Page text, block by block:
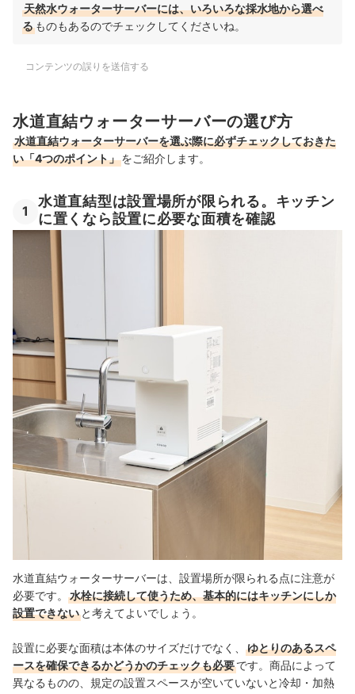
天然水ウォーターサーバーには、いろいろな採水地から選べ
る ものもあるのでチェックしてくださいね。
コンテンツの誤りを送信する
水道直結ウォーターサーバーの選び方
水道直結ウォーターサーバーを選ぶ際に必ずチェックしておきた
い「4つのポイント」をご紹介します。
1
水道直結型は設置場所が限られる。キッチン
に置くなら設置に必要な面積を確認
水道直結ウォーターサーバーは、設置場所が限られる点に注意が
必要です。
水栓に接続して使うため、基本的にはキッチンにしか
設置できない と考えてよいでしょう。
設置に必要な面積は本体のサイズだけでなく、
ゆとりのあるスペ
ースを確保できるかどうかのチェックも必要です。商品によって
異なるものの、規定の設置スペースが空いていないと冷却・加熱